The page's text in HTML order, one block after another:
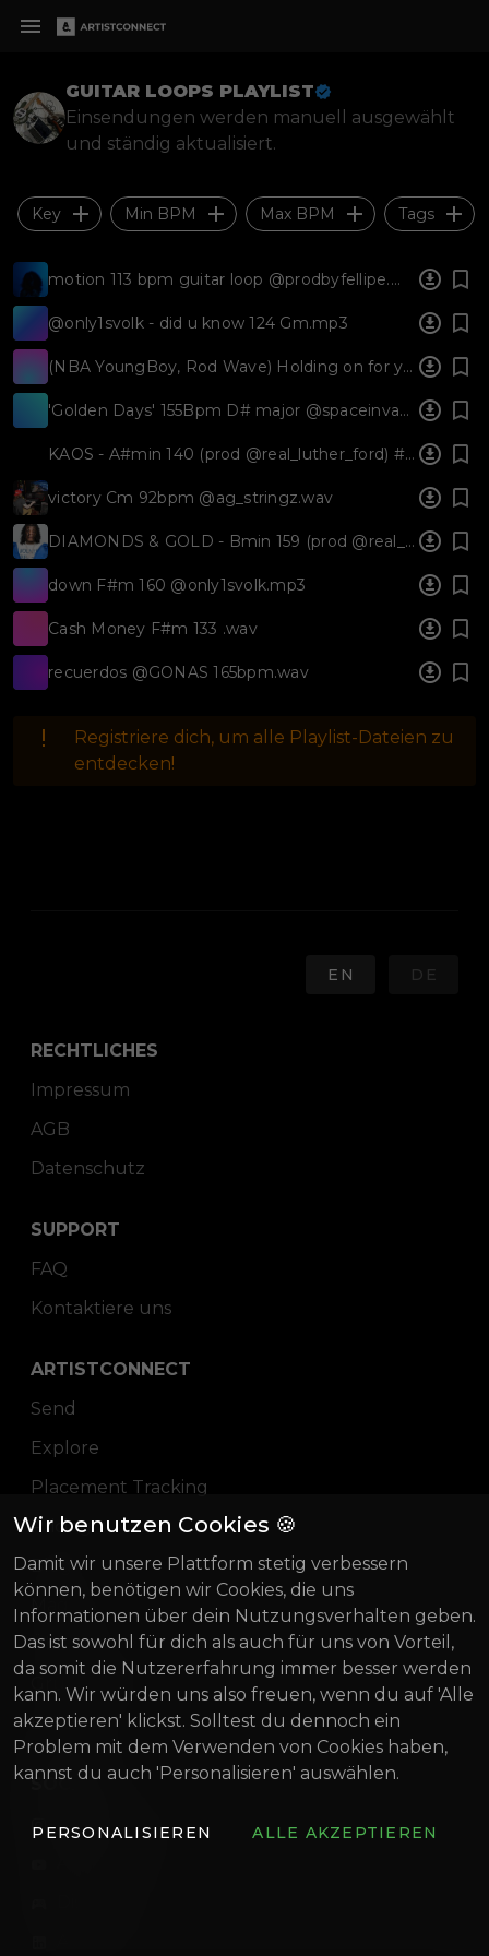
GUITAR LOOPS PLAYLIST
Einsendungen werden manuell ausgewählt
und ständig aktualisiert.
Key Min BPM Max BPM Tags
motion 113 bpm guitar loop @prodbyfellipe.mp3
@only1svolk - did u know 124 Gm.mp3
(NBA YoungBoy, Rod Wave) Holding on for you [@fanyy_808] E min 128 bpm.mp3
'Golden Days' 155Bpm D# major @spaceinvaders_ X @Sirafflame.mp3
KAOS - A#min 140 (prod @real_luther_ford) #yeat #rage #guitar #synth #playboicarti.wav
victory Cm 92bpm @ag_stringz.wav
DIAMONDS & GOLD - Bmin 159 (prod @real_luther_ford) #rodwave #piano #guitar #melodic #vocal.wav
down F#m 160 @only1svolk.mp3
Cash Money F#m 133 .wav
recuerdos @GONAS 165bpm.wav
Registriere dich, um alle Playlist-Dateien zu
entdecken!
EN DE
RECHTLICHES
Impressum
AGB
Datenschutz
SUPPORT
FAQ
Kontaktiere uns
ARTISTCONNECT
Send
Explore
Placement Tracking
Pricing
Blog
Magazin
Über uns
Gründung Innovativ
BIF 2022
SOCIAL
artistconnect.de
Wir benutzen Cookies 🍪
Damit wir unsere Plattform stetig verbessern
können, benötigen wir Cookies, die uns
Informationen über dein Nutzungsverhalten geben.
Das ist sowohl für dich als auch für uns von Vorteil,
da somit die Nutzererfahrung immer besser werden
kann. Wir würden uns also freuen, wenn du auf 'Alle
akzeptieren' klickst. Solltest du dennoch ein
Problem mit dem Verwenden von Cookies haben,
kannst du auch 'Personalisieren' auswählen.
PERSONALISIEREN ALLE AKZEPTIEREN